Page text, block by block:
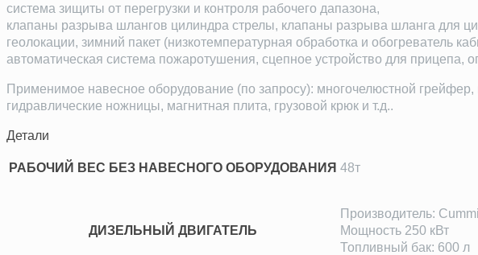
система зищиты от перегрузки и контроля рабочего дапазона,
клапаны разрыва шлангов цилиндра стрелы, клапаны разрыва шланга для
геолокации, зимний пакет (низкотемпературная обработка и обогреватель
автоматическая система пожаротушения, сцепное устройство для прицепа,
Применимое навесное оборудование (по запросу): многочелюстной
гидравлические ножницы, магнитная плита, грузовой крюк и т.д..
Детали
РАБОЧИЙ ВЕС БЕЗ НАВЕСНОГО ОБОРУДОВАНИЯ 48т
ДИЗЕЛЬНЫЙ ДВИГАТЕЛЬ
Производитель:
Мощность 250 кВт
Топливный бак: 600 л